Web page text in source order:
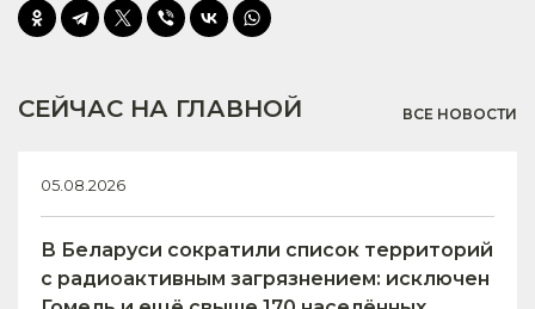
СЕЙЧАС НА ГЛАВНОЙ ВСЕ НОВОСТИ
05.08.2026
В Беларуси сократили список территорий
с радиоактивным загрязнением: исключен